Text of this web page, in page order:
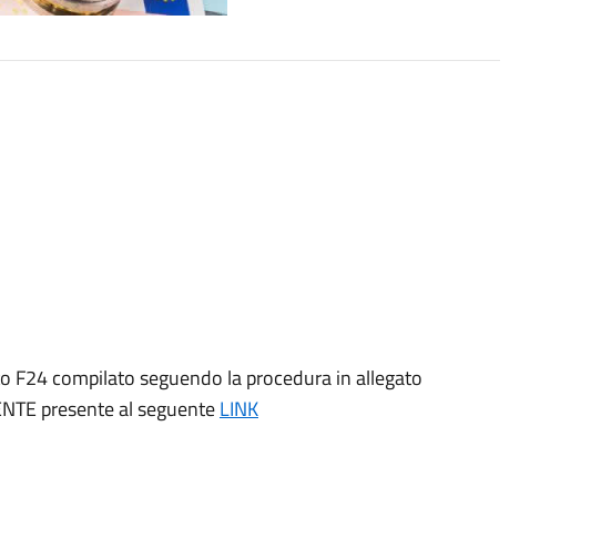
compilato seguendo la procedura in allegato
presente al seguenteLINK